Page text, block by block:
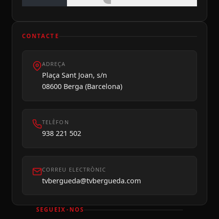
CONTACTE
ADREÇA
Plaça Sant Joan, s/n
08600 Berga (Barcelona)
TELÈFON
938 221 502
CORREU ELECTRÒNIC
tvbergueda@tvbergueda.com
SEGUEIX-NOS